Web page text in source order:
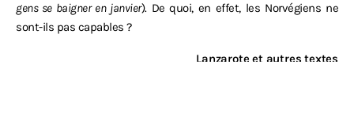
gens se baigner en janvier). De quoi, en effet, les Norvégiens ne
sont-ils pas capables ?
Lanzarote et autres textes